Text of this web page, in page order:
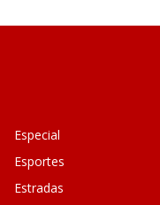
Especial
Esportes
Estradas